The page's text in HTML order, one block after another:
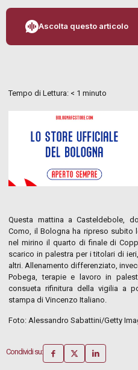
Ascolta questo articolo
Tempo di Lettura: < 1 minuto
Questa mattina a Casteldebole,
Como, il Bologna ha ripreso subito
nel mirino il quarto di finale di
scarico in palestra per i titolari di
altri. Allenamento differenziato,
Pobega, terapie e lavoro in
consueta rifinitura della vigilia a
stampa di Vincenzo Italiano.
Foto: Alessandro Sabattini/Getty
Condividi su: